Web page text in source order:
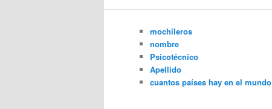
mochileros
nombre
Psicotécnico
Apellido
cuantos países hay en el mundo